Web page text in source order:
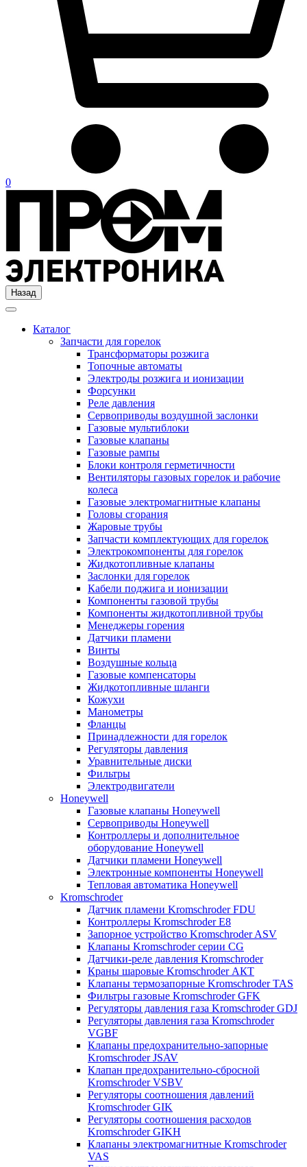
0
Назад
Каталог
Запчасти для горелок
Трансформаторы розжига
Топочные автоматы
Электроды розжига и ионизации
Форсунки
Реле давления
Сервоприводы воздушной заслонки
Газовые мультиблоки
Газовые клапаны
Газовые рампы
Блоки контроля герметичности
Вентиляторы газовых горелок и рабочие
колеса
Газовые электромагнитные клапаны
Головы сгорания
Жаровые трубы
Запчасти комплектующих для горелок
Электрокомпоненты для горелок
Жидкотопливные клапаны
Заслонки для горелок
Кабели поджига и ионизации
Компоненты газовой трубы
Компоненты жидкотопливной трубы
Менеджеры горения
Датчики пламени
Винты
Воздушные кольца
Газовые компенсаторы
Жидкотопливные шланги
Кожухи
Манометры
Фланцы
Принадлежности для горелок
Регуляторы давления
Уравнительные диски
Фильтры
Электродвигатели
Honeywell
Газовые клапаны Honeywell
Сервоприводы Honeywell
Контроллеры и дополнительное
оборудование Honeywell
Датчики пламени Honeywell
Электронные компоненты Honeywell
Тепловая автоматика Honeywell
Kromschroder
Датчик пламени Kromschroder FDU
Контроллеры Kromschroder E8
Запорное устройство Kromschroder ASV
Клапаны Kromschroder серии CG
Датчики-реле давления Kromschroder
Краны шаровые Kromschroder АКТ
Клапаны термозапорные Kromschroder TAS
Фильтры газовые Kromschroder GFK
Регуляторы давления газа Kromschroder GDJ
Регуляторы давления газа Kromschroder
VGBF
Клапаны предохранительно-запорные
Kromschroder JSAV
Клапан предохранительно-сбросной
Kromschroder VSBV
Регуляторы соотношения давлений
Kromschroder GIK
Регуляторы соотношения расходов
Kromschroder GIKH
Клапаны электромагнитные Kromschroder
VAS